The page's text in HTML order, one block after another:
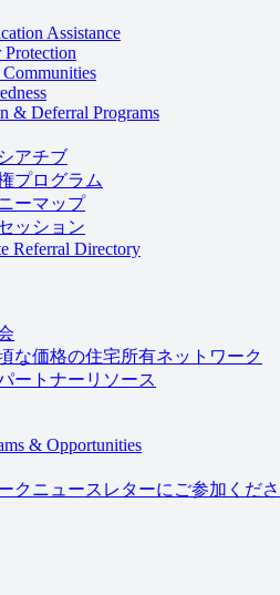
Assistance
& Deferral Programs
アチブ
プログラム
ーマップ
ッション
Referral Directory
な価格の住宅所有ネットワーク
ートナーリソース
& Opportunities
クニュースレターにご参加くださ